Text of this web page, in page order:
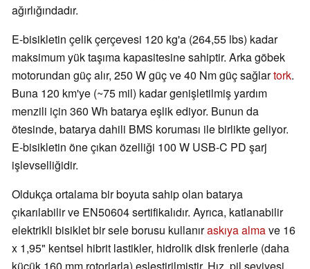
ağırlığındadır.
E-bisikletin çelik çerçevesi 120 kg'a (264,55 lbs) kadar
maksimum yük taşıma kapasitesine sahiptir. Arka göbek
motorundan güç alır, 250 W güç ve 40 Nm güç sağlartork.
Buna 120 km'ye (~75 mil) kadar genişletilmiş yardım
menzili için 360 Wh batarya eşlik ediyor. Bunun da
ötesinde, batarya dahili BMS koruması ile birlikte geliyor.
E-bisikletin öne çıkan özelliği 100 W USB-C PD şarj
işlevselliğidir.
Oldukça ortalama bir boyuta sahip olan batarya
çıkarılabilir ve EN50604 sertifikalıdır. Ayrıca, katlanabilir
elektrikli bisiklet bir sele borusu kullanıraskıya almave 16
x 1,95" kentsel hibrit lastikler, hidrolik disk frenlerle (daha